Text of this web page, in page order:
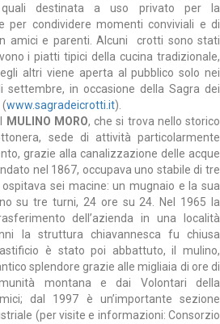
destinata a uso privato per la
per condividere momenti conviviali e di
amici e parenti. Alcuni crotti sono stati
i piatti tipici della cucina tradizionale,
altri viene aperta al pubblico solo nei
in occasione della Sagra dei
(www.sagradeicrotti.it).
MULINO MORO, che si trova nello storico
sede di attività particolarmente
grazie alla canalizzazione delle acque
nel 1867, occupava uno stabile di tre
sei macine: un mugnaio e la sua
su tre turni, 24 ore su 24. Nel 1965 la
dell’azienda in una località
la struttura chiavannesca fu chiusa
è stato poi abbattuto, il mulino,
splendore grazie alle migliaia di ore di
montana e dai Volontari della
dal 1997 è un’importante sezione
(per visite e informazioni: Consorzio